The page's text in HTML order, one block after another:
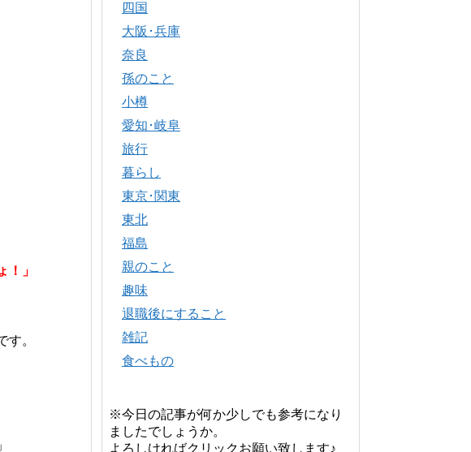
！」
す。
四国
大阪･兵庫
奈良
孫のこと
小樽
愛知･岐阜
旅行
暮らし
東京･関東
東北
福島
親のこと
趣味
退職後にすること
雑記
食べもの
※今日の記事が何か少しでも参考になり
ましたでしょうか。
よろしければクリックお願い致します♪